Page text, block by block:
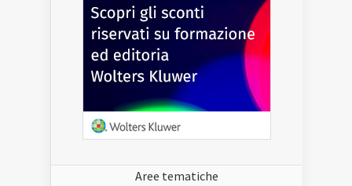
Aree tematiche